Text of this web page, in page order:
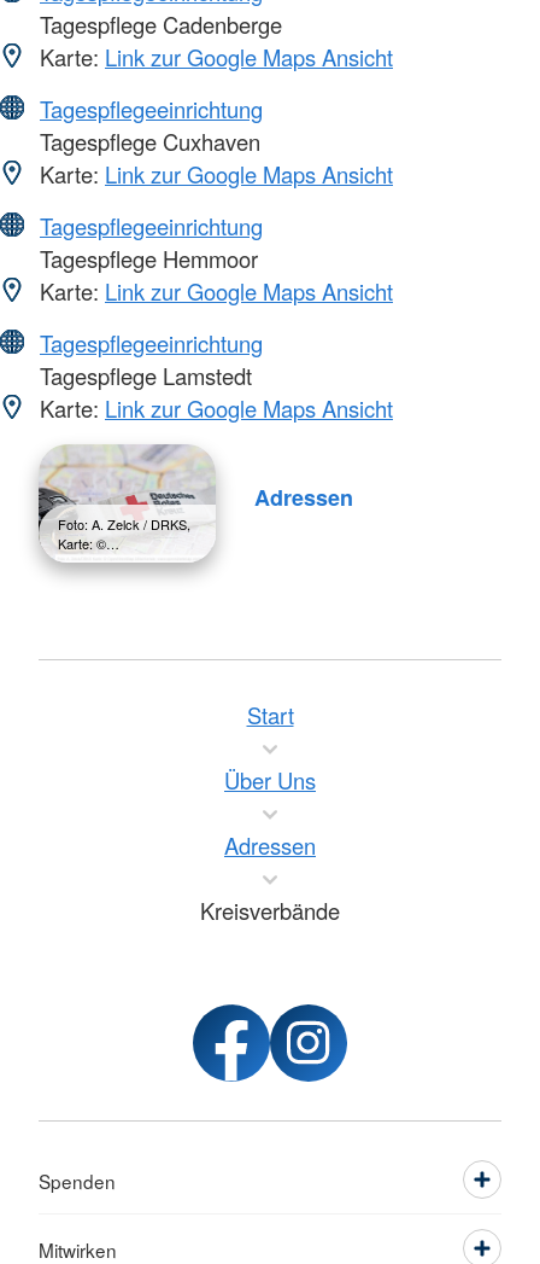
Tagespflege Cadenberge
Karte: Link zur Google Maps Ansicht
Tagespflegeeinrichtung
Tagespflege Cuxhaven
Karte: Link zur Google Maps Ansicht
Tagespflegeeinrichtung
Tagespflege Hemmoor
Karte: Link zur Google Maps Ansicht
Tagespflegeeinrichtung
Tagespflege Lamstedt
Karte: Link zur Google Maps Ansicht
Foto: A. Zelck / DRKS,
Karte: ©…
Adressen
Start
Über Uns
Adressen
Kreisverbände
Spenden
Mitwirken